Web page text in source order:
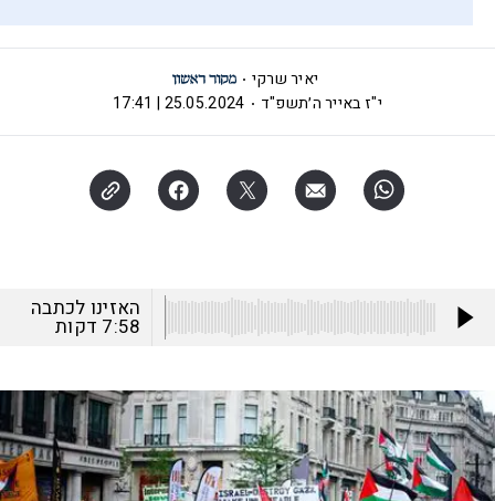
יאיר שרקי
י"ז באייר ה׳תשפ"ד
25.05.2024 | 17:41
האזינו לכתבה
7:58 דקות